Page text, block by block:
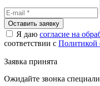
Оставить заявку
Я даю согласие на
соответствии с Политикой
Заявка принята
Ожидайте звонка